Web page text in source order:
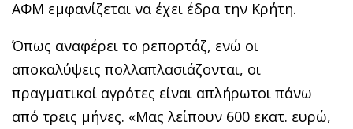
ΑΦΜ εμφανίζεται να έχει έδρα την Κρήτη.
Όπως αναφέρει το ρεπορτάζ, ενώ οι
αποκαλύψεις πολλαπλασιάζονται, οι
πραγματικοί αγρότες είναι απλήρωτοι πάνω
από τρεις μήνες. «Μας λείπουν 600 εκατ. ευρώ,